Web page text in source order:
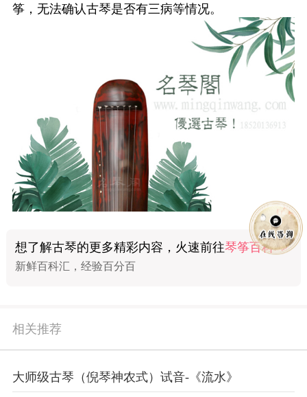
筝，无法确认古琴是否有三病等情况。
想了解古琴的更多精彩内容，火速前往琴筝百科>>
新鲜百科汇，经验百分百
相关推荐
大师级古琴（倪琴神农式）试音-《流水》